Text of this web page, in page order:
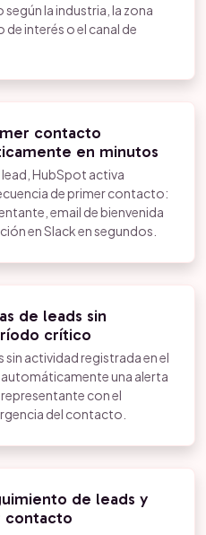
la industria, la zona
interés o el canal de
contacto
en minutos
HubSpot activa
de primer contacto:
email de bienvenida
en Slack en segundos.
de leads sin
crítico
actividad registrada en el
una alerta
con el
del contacto.
de leads y
contacto